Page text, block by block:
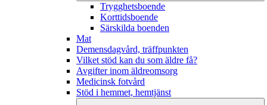
Trygghetsboende
Korttidsboende
Särskilda boenden
Mat
Demensdagvård, träffpunkten
Vilket stöd kan du som äldre få?
Avgifter inom äldreomsorg
Medicinsk fotvård
Stöd i hemmet, hemtjänst